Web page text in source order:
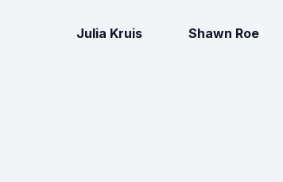
Julia Kruis Shawn Roe